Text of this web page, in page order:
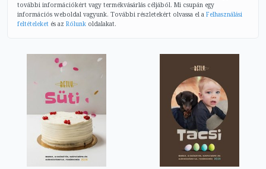
további információkért vagy termékvásárlás céljából. Mi csupán egy
információs weboldal vagyunk. További részletekért olvassa el a Felhasználási
feltételeket és az Rólunk oldalakat.